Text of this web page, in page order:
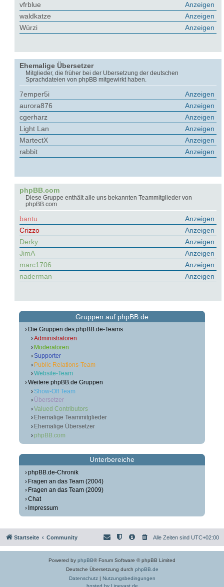
Anzeigen
vfrblue
Anzeigen
waldkatze
Anzeigen
Würzi
Ehemalige Übersetzer
Mitglieder, die früher bei der Übersetzung der deutschen
Sprachdateien von phpBB mitgewirkt haben.
Anzeigen
7emper5i
Anzeigen
aurora876
Anzeigen
cgerharz
Anzeigen
Light Lan
Anzeigen
MartectX
Anzeigen
rabbit
phpBB.com
Diese Gruppe enthält alle uns bekannten Teammitglieder von
phpBB.com
Anzeigen
bantu
Anzeigen
Crizzo
Anzeigen
Derky
Anzeigen
JimA
Anzeigen
marc1706
Anzeigen
naderman
Gruppen auf phpBB.de
Die Gruppen des phpBB.de-Teams
Administratoren
Moderatoren
Supporter
Public Relations-Team
Website-Team
Weitere phpBB.de Gruppen
Show-Off Team
Übersetzer
Valued Contributors
Ehemalige Teammitglieder
Ehemalige Übersetzer
phpBB.com
Unterbereiche
phpBB.de-Chronik
Fragen an das Team (2004)
Fragen an das Team (2009)
Chat
Impressum
Startseite Community Alle Zeiten sind UTC+02:00
Powered by phpBB® Forum Software © phpBB Limited
Deutsche Übersetzung durch phpBB.de
Datenschutz| Nutzungsbedingungen
hosted by Linevast.de